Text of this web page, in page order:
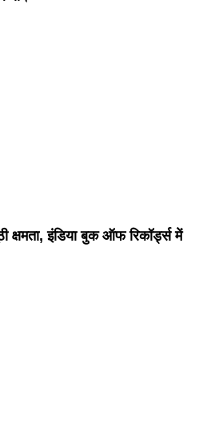
क्षमता, इंडिया बुक ऑफ रिकॉर्ड्स में